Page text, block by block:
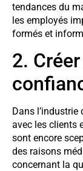
tendances du
les employés
formés et
2.
Dans l’industrie
avec les clients
sont encore
des raisons
concernant la